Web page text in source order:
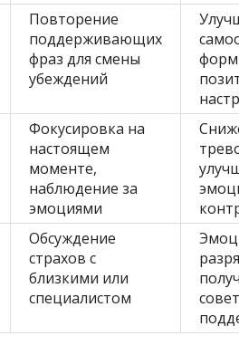
Повторение
поддерживающих
фраз для смены
убеждений
Фокусировка на
настоящем
моменте,
наблюдение за
эмоциями
Обсуждение
страхов с
близкими или
специалистом